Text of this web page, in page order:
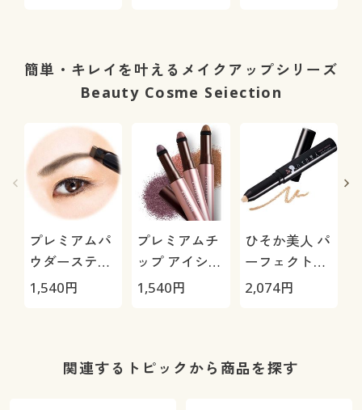
簡単・キレイを叶えるメイクアップシリーズ
Beauty Cosme Seiection
プレミアムパ
ウダースティ
ックアイブロ
1,540円
プレミアムチ
ップ アイシャ
ドウ<ペンシ
1,540円
ひそか美人 パ
ーフェクトコ
ンシーラー
2,074円
関連するトピックから商品を探す